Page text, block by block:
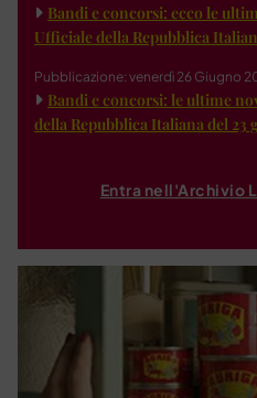
Bandi e concorsi: ecco le
Ufficiale della Repubblica
Pubblicazione: venerdì 26 Giugno
Bandi e concorsi: le ultime
della Repubblica Italiana del 23
Entra nell'Archivio